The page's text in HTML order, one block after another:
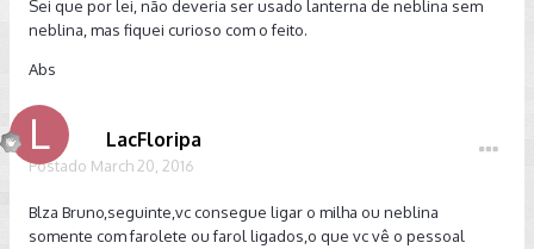
Sei que por lei, não deveria ser usado lanterna de neblina sem
neblina, mas fiquei curioso com o feito.
Abs
LacFloripa
Postado March 20, 2016
Blza Bruno,seguinte,vc consegue ligar o milha ou neblina
somente com farolete ou farol ligados,o que vc vê o pessoal